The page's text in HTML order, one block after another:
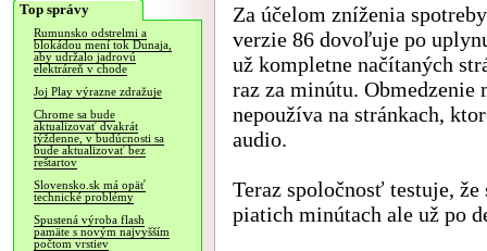
Top správy
Rumunsko odstrelmi a
blokádou mení tok Dunaja,
aby udržalo jadrovú
elektráreň v chode
Joj Play výrazne zdražuje
Chrome sa bude
aktualizovať dvakrát
týždenne, v budúcnosti sa
bude aktualizovať bez
reštartov
Slovensko.sk má opäť
technické problémy
Spustená výroba flash
pamäte s novým najvyšším
počtom vrstiev
Za účelom zníženia
verzie 86 dovoľuje po
už kompletne načítaných
raz za minútu.
nepoužíva na stránkach,
audio.
Teraz spoločnosť testuje,
piatich minútach ale už po